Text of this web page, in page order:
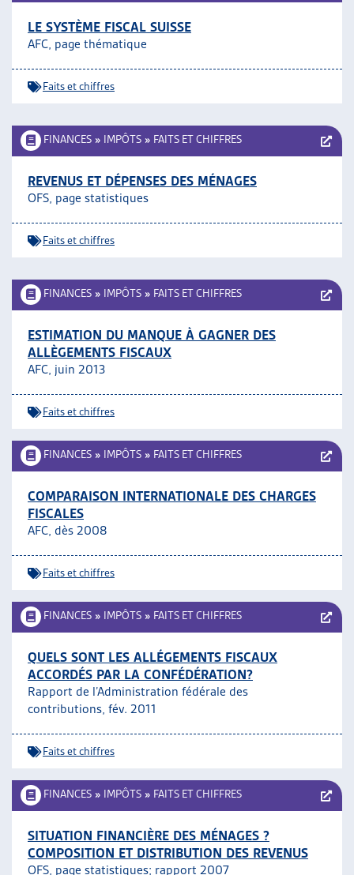
LE SYSTÈME FISCAL SUISSE
AFC, page thématique
Faits et chiffres
FINANCES » IMPÔTS » FAITS ET CHIFFRES
REVENUS ET DÉPENSES DES MÉNAGES
OFS, page statistiques
Faits et chiffres
FINANCES » IMPÔTS » FAITS ET CHIFFRES
ESTIMATION DU MANQUE À GAGNER DES
ALLÈGEMENTS FISCAUX
AFC, juin 2013
Faits et chiffres
FINANCES » IMPÔTS » FAITS ET CHIFFRES
COMPARAISON INTERNATIONALE DES CHARGES
FISCALES
AFC, dès 2008
Faits et chiffres
FINANCES » IMPÔTS » FAITS ET CHIFFRES
QUELS SONT LES ALLÉGEMENTS FISCAUX
ACCORDÉS PAR LA CONFÉDÉRATION?
Rapport de l’Administration fédérale des
contributions, fév. 2011
Faits et chiffres
FINANCES » IMPÔTS » FAITS ET CHIFFRES
SITUATION FINANCIÈRE DES MÉNAGES ?
COMPOSITION ET DISTRIBUTION DES REVENUS
OFS, page statistiques; rapport 2007